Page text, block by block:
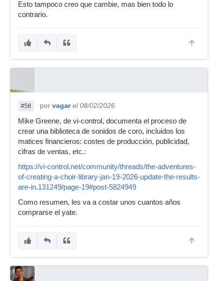
Esto tampoco creo que cambie, mas bien todo lo
contrario.
#58 por vagar el 08/02/2026
Mike Greene, de vi-control, documenta el proceso de
crear una biblioteca de sonidos de coro, incluidos los
matices financieros: costes de producción, publicidad,
cifras de ventas, etc.:
https://vi-control.net/community/threads/the-adventures-
of-creating-a-choir-library-jan-19-2026-update-the-results-
are-in.131249/page-19#post-5824949
Como resumen, les va a costar unos cuantos años
comprarse el yate.